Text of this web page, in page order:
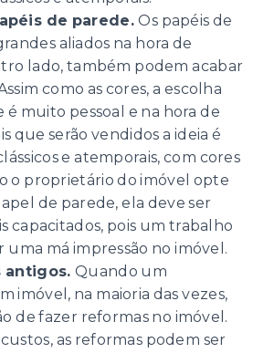
de parede.Os papéis de
aliados na hora de
lado, também podem acabar
como as cores, a escolha
é muito pessoal e na hora de
que serão vendidos a ideia é
e atemporais, com cores
o proprietário do imóvel opte
de parede, ela deve ser
capacitados, pois um trabalho
má impressão no imóvel.
antigos.Quando um
imóvel, na maioria das vezes,
de fazer reformas no imóvel.
as reformas podem ser